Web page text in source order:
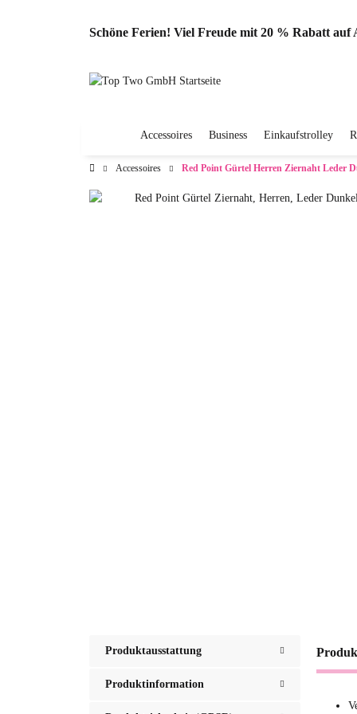
Schöne Ferien! Viel Freude mit 20 % Rabatt
Accessoires Business Einkaufstrolley
Accessoires Red Point Gürtel Herren Ziernaht Leder
Produktausstattung
Produktinformation